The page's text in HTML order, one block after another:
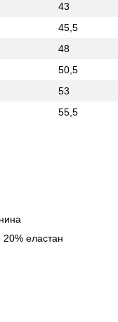
43
45,5
48
50,5
53
55,5
20% еластан